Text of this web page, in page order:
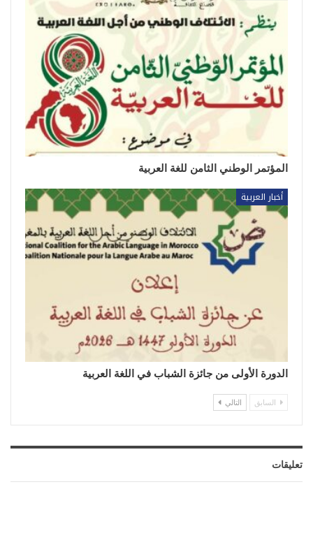
المؤتمر الوطني الثامن للغة العربية
أخبار العربية
الدورة الأولى من جائزة الشباب في اللغة العربية
السابق التالي
تعليقات